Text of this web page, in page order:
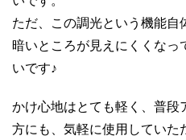
ただ、この調光という機能
暗いところが見えにくくなっ
いです♪
かけ心地はとても軽く、普段
方にも、気軽に使用していた